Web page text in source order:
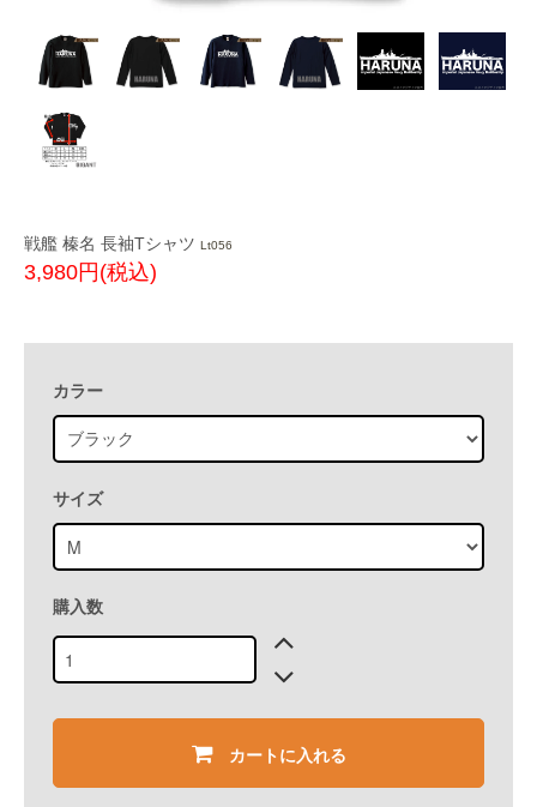
戦艦 榛名 長袖Tシャツ Lt056
3,980円(税込)
カラー
サイズ
購入数
カートに入れる